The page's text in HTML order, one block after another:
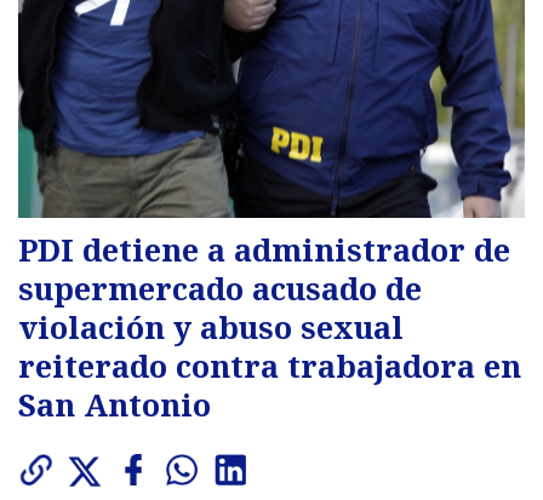
PDI detiene a administrador de
supermercado acusado de
violación y abuso sexual
reiterado contra trabajadora en
San Antonio